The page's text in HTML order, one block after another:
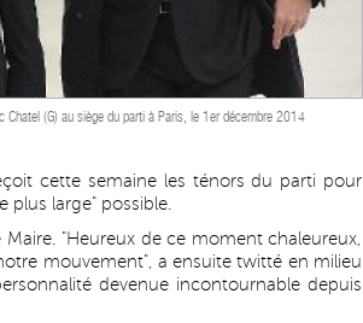
Chatel (G) au siège du parti à Paris, le 1er décembre 2014
cette semaine les ténors du parti pour
plus large" possible.
"Heureux de ce moment chaleureux,
mouvement", a ensuite twitté en milieu
devenue incontournable depuis